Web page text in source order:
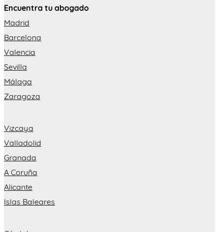
Encuentra tu abogado
Madrid
Barcelona
Valencia
Sevilla
Málaga
Zaragoza
Vizcaya
Valladolid
Granada
A Coruña
Alicante
Islas Baleares